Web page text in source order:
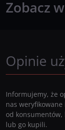
Zobacz
Opinie
Informujemy, że
nas
od
lub go kupili.